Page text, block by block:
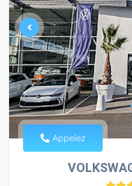
Appelez